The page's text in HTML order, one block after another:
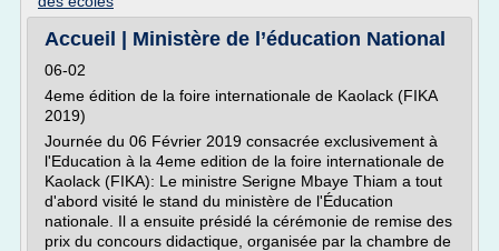
Accueil | Ministère de l’éducation National
06-02
4eme édition de la foire internationale de Kaolack (FIKA
2019)
Journée du 06 Février 2019 consacrée exclusivement à
l'Education à la 4eme edition de la foire internationale de
Kaolack (FIKA): Le ministre Serigne Mbaye Thiam a tout
d'abord visité le stand du ministère de l'Éducation
nationale. Il a ensuite présidé la cérémonie de remise des
prix du concours didactique, organisée par la chambre de